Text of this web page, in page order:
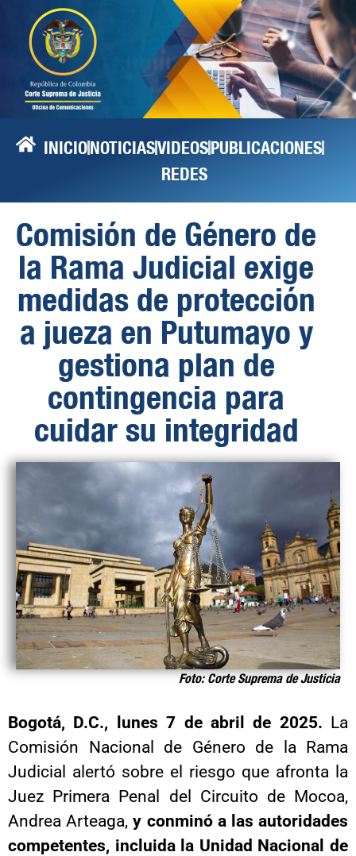
INICIONOTICIASVIDEOSPUBLICACIONES
REDES
Comisión de Género de
la Rama Judicial exige
medidas de protección
a jueza en Putumayo y
gestiona plan de
contingencia para
cuidar su integridad
Foto: Corte Suprema de Justicia
Bogotá, D.C., lunes 7 de abril de 2025. La
Comisión Nacional de Género de la Rama
Judicial alertó sobre el riesgo que afronta la
Juez Primera Penal del Circuito de Mocoa,
Andrea Arteaga,y conminó a las autoridades
competentes, incluida la Unidad Nacional de